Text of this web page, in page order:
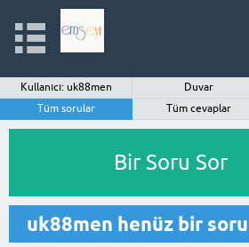
Kullanıcı: uk88men Duvar
Tüm sorular
Tüm cevaplar
Bir Soru Sor
uk88men henüz bir